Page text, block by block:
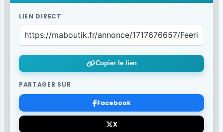
LIEN DIRECT
Copier le lien
PARTAGER SUR
Facebook
X